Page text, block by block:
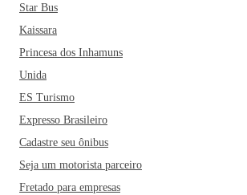
Star Bus
Kaissara
Princesa dos Inhamuns
Unida
ES Turismo
Expresso Brasileiro
Cadastre seu ônibus
Seja um motorista parceiro
Fretado para empresas